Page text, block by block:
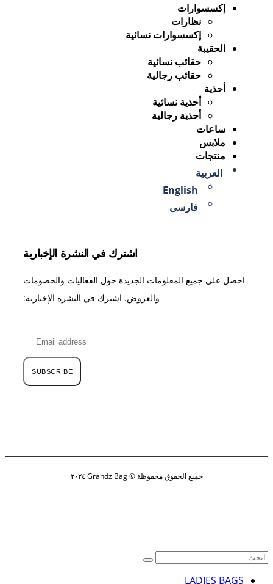
إكسسوارات
نظارات
إكسسوارات نسائية
الحقيبة
حقائب نسائية
حقائب رجالية
أحذية
أحذية نسائية
أحذية رجالية
ساعات
ملابس
منتجات
العربية
English
فارسی
اشترك في النشرة الإخبارية
احصل على جميع المعلومات الجديدة حول الفعاليات والخصومات
والعروض. اشترك في النشرة الإخبارية:
SUBSCRIBE
جميع الحقوق محفوظة © Grandz Bag ٢٠٢٤
LADIES BAGS